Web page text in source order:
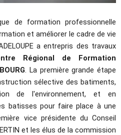
de formation professionnelle
et améliorer le cadre de vie
a entrepris des travaux
Régional de Formation
. La première grande étape
sélective des batiments,
de l'environnement, et en
batisses pour faire place à une
vice présidente du Conseil
et les élus de la commission